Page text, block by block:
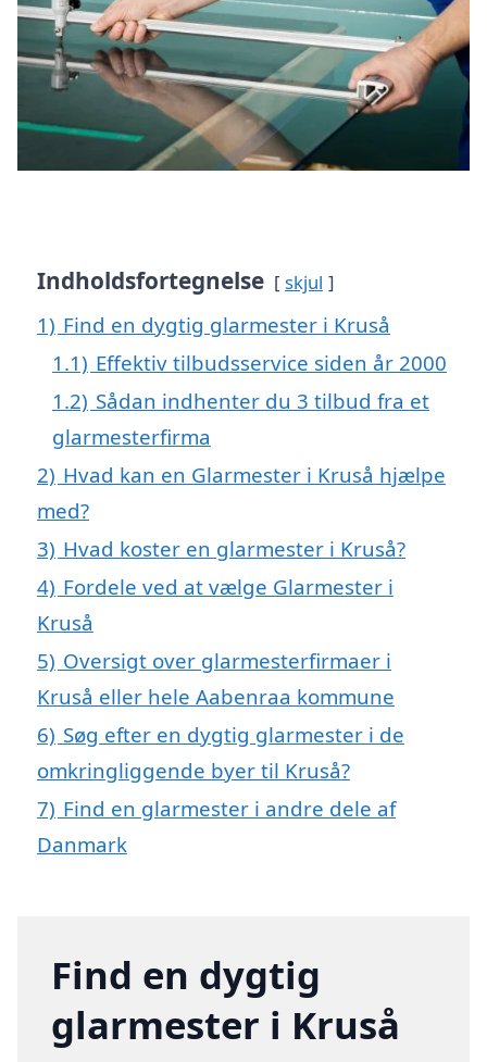
Indholdsfortegnelse skjul
1) Find en dygtig glarmester i Kruså
1.1) Effektiv tilbudsservice siden år 2000
1.2) Sådan indhenter du 3 tilbud fra et
glarmesterfirma
2) Hvad kan en Glarmester i Kruså hjælpe
med?
3) Hvad koster en glarmester i Kruså?
4) Fordele ved at vælge Glarmester i
Kruså
5) Oversigt over glarmesterfirmaer i
Kruså eller hele Aabenraa kommune
6) Søg efter en dygtig glarmester i de
omkringliggende byer til Kruså?
7) Find en glarmester i andre dele af
Danmark
Find en dygtig
glarmester i Kruså